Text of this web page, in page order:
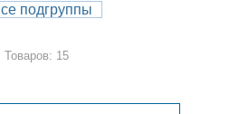
подгруппы
Товаров: 15